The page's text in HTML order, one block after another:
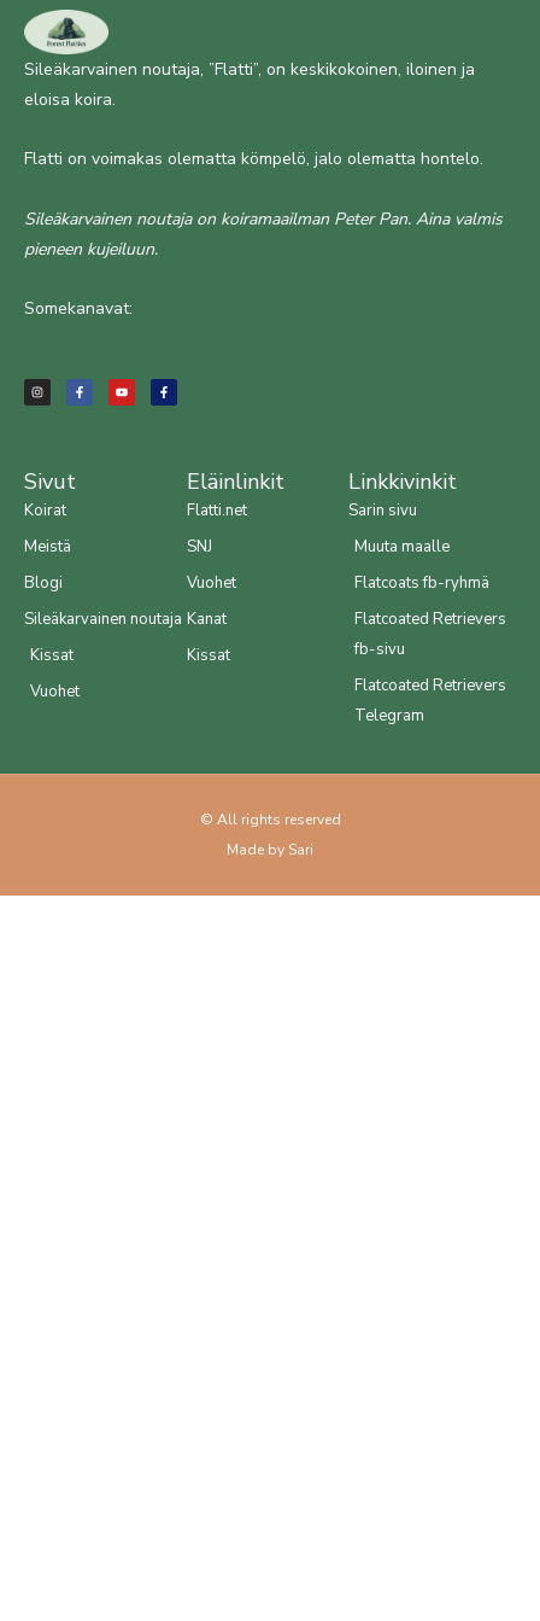
Sileäkarvainen noutaja, ”Flatti”, on keskikokoinen, iloinen ja
eloisa koira.
Flatti on voimakas olematta kömpelö, jalo olematta hontelo.
Sileäkarvainen noutaja on koiramaailman Peter Pan. Aina valmis
pieneen kujeiluun.
Somekanavat:
s
t
a
c
e
b
u
t
u
c
e
b
Sivut
Koirat
Meistä
Blogi
Sileäkarvainen noutaja
Kissat
Vuohet
Eläinlinkit
Flatti.net
SNJ
Vuohet
Kanat
Kissat
Linkkivinkit
Sarin sivu
Muuta maalle
Flatcoats fb-ryhmä
Flatcoated Retrievers
fb-sivu
Flatcoated Retrievers
Telegram
© All rights reserved
Made by Sari